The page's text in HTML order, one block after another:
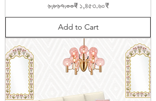
Regular Price
১,৮১৭.০০₹ Sale Price
১,৪৫৩.৬০₹
Add to Cart